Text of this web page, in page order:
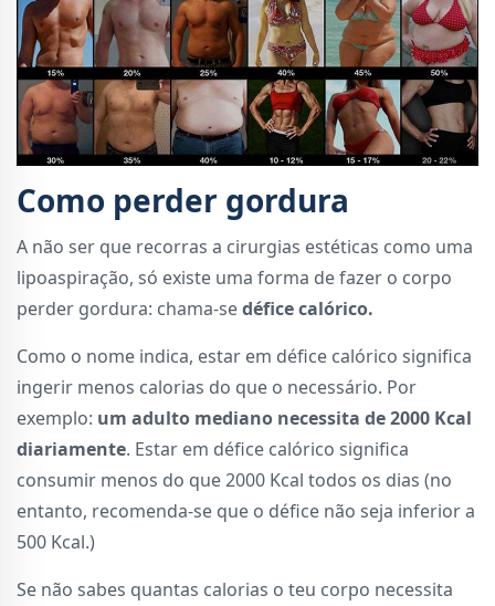
Como perder gordura
A não ser que recorras a cirurgias estéticas como uma
lipoaspiração, só existe uma forma de fazer o corpo
perder gordura: chama-sedéfice calórico.
Como o nome indica, estar em défice calórico significa
ingerir menos calorias do que o necessário. Por
exemplo: um adulto mediano necessita de 2000 Kcal
diariamente. Estar em défice calórico significa
consumir menos do que 2000 Kcal todos os dias (no
entanto, recomenda-se que o défice não seja inferior a
500 Kcal.)
Se não sabes quantas calorias o teu corpo necessita